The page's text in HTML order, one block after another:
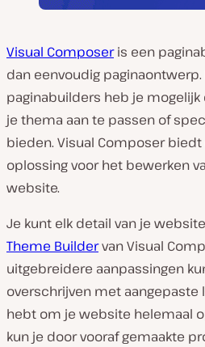
Visual Composeris een
dan eenvoudig paginaontwerp.
paginabuilders heb je
je thema aan te passen of
bieden. Visual Composer
oplossing voor het bewerken
website.
Je kunt elk detail van je
Theme Buildervan Visual
uitgebreidere aanpassingen
overschrijven met aangepaste
hebt om je website helemaal
kun je door vooraf gemaakte